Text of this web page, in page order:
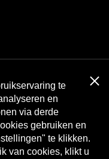
te
en
via derde
gebruiken en
te klikken.
van cookies, klikt u